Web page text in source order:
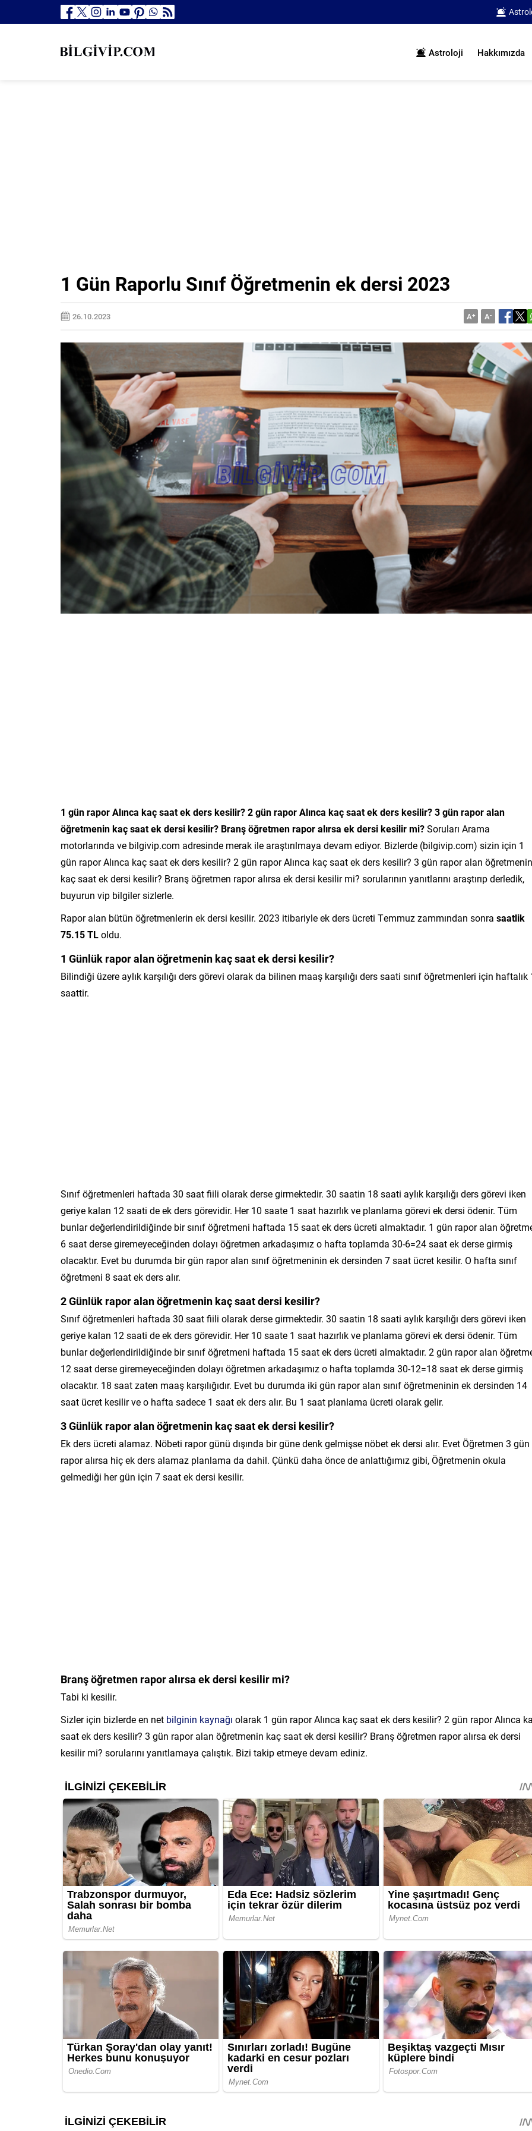
Astroloji Hakkımızda
1 Gün Raporlu Sınıf Öğretmenin ek dersi 2023
26.10.2023 A+ A-
1 gün rapor Alınca kaç saat ek ders kesilir? 2 gün rapor Alınca kaç saat ek ders kesilir? 3 gün rapor alan
öğretmenin kaç saat ek dersi kesilir? Branş öğretmen rapor alırsa ek dersi kesilir mi?Soruları Arama
motorlarında ve bilgivip.com adresinde merak ile araştırılmaya devam ediyor. Bizlerde (bilgivip.com) sizin için 1
gün rapor Alınca kaç saat ek ders kesilir? 2 gün rapor Alınca kaç saat ek ders kesilir? 3 gün rapor alan öğretmenin
kaç saat ek dersi kesilir? Branş öğretmen rapor alırsa ek dersi kesilir mi? sorularının yanıtlarını araştırıp derledik,
buyurun vip bilgiler sizlerle.
Rapor alan bütün öğretmenlerin ek dersi kesilir. 2023 itibariyle ek ders ücreti Temmuz zammından sonra saatlik
75.15 TLoldu.
1 Günlük rapor alan öğretmenin kaç saat ek dersi kesilir?
Bilindiği üzere aylık karşılığı ders görevi olarak da bilinen maaş karşılığı ders saati sınıf öğretmenleri için haftalık
saattir.
Sınıf öğretmenleri haftada 30 saat fiili olarak derse girmektedir. 30 saatin 18 saati aylık karşılığı ders görevi iken
geriye kalan 12 saati de ek ders görevidir. Her 10 saate 1 saat hazırlık ve planlama görevi ek dersi ödenir. Tüm
bunlar değerlendirildiğinde bir sınıf öğretmeni haftada 15 saat ek ders ücreti almaktadır. 1 gün rapor alan
6 saat derse giremeyeceğinden dolayı öğretmen arkadaşımız o hafta toplamda 30-6=24 saat ek derse girmiş
olacaktır. Evet bu durumda bir gün rapor alan sınıf öğretmeninin ek dersinden 7 saat ücret kesilir. O hafta sınıf
öğretmeni 8 saat ek ders alır.
2 Günlük rapor alan öğretmenin kaç saat dersi kesilir?
Sınıf öğretmenleri haftada 30 saat fiili olarak derse girmektedir. 30 saatin 18 saati aylık karşılığı ders görevi iken
geriye kalan 12 saati de ek ders görevidir. Her 10 saate 1 saat hazırlık ve planlama görevi ek dersi ödenir. Tüm
bunlar değerlendirildiğinde bir sınıf öğretmeni haftada 15 saat ek ders ücreti almaktadır. 2 gün rapor alan
12 saat derse giremeyeceğinden dolayı öğretmen arkadaşımız o hafta toplamda 30-12=18 saat ek derse girmiş
olacaktır. 18 saat zaten maaş karşılığıdır. Evet bu durumda iki gün rapor alan sınıf öğretmeninin ek dersinden 14
saat ücret kesilir ve o hafta sadece 1 saat ek ders alır. Bu 1 saat planlama ücreti olarak gelir.
3 Günlük rapor alan öğretmenin kaç saat ek dersi kesilir?
Ek ders ücreti alamaz. Nöbeti rapor günü dışında bir güne denk gelmişse nöbet ek dersi alır. Evet Öğretmen 3 gün
rapor alırsa hiç ek ders alamaz planlama da dahil. Çünkü daha önce de anlattığımız gibi, Öğretmenin okula
gelmediği her gün için 7 saat ek dersi kesilir.
Branş öğretmen rapor alırsa ek dersi kesilir mi?
Tabi ki kesilir.
Sizler için bizlerde en net bilginin kaynağı olarak 1 gün rapor Alınca kaç saat ek ders kesilir? 2 gün rapor Alınca
saat ek ders kesilir? 3 gün rapor alan öğretmenin kaç saat ek dersi kesilir? Branş öğretmen rapor alırsa ek dersi
kesilir mi? sorularını yanıtlamaya çalıştık. Bizi takip etmeye devam ediniz.